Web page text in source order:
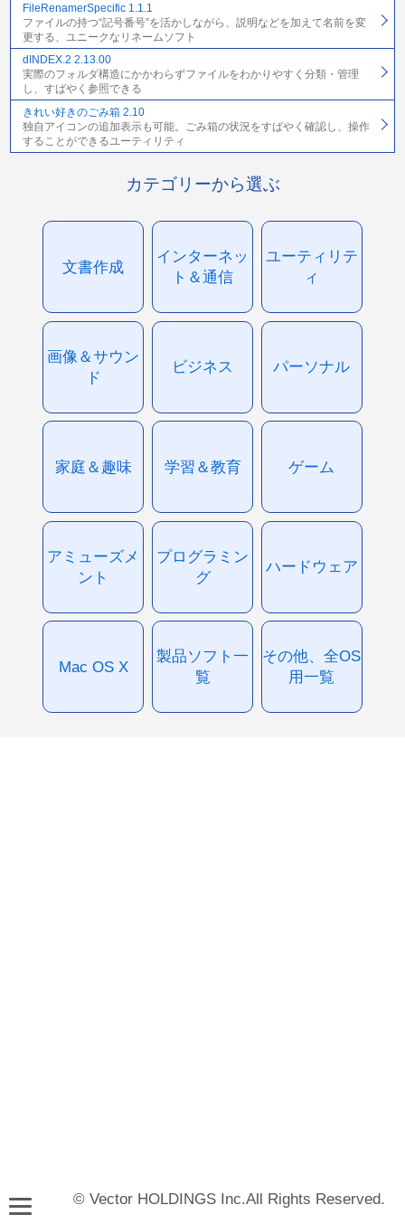
FileRenamerSpecific 1.1.1
ファイルの持つ“記号番号”を活かしながら、説明などを加えて名前を変
更する、ユニークなリネームソフト
dINDEX.2 2.13.00
実際のフォルダ構造にかかわらずファイルをわかりやすく分類・管理
し、すばやく参照できる
きれい好きのごみ箱 2.10
独自アイコンの追加表示も可能。ごみ箱の状況をすばやく確認し、操作
することができるユーティリティ
カテゴリーから選ぶ
文書作成
インターネッ
ト＆通信
ユーティリテ
ィ
画像＆サウン
ド
ビジネス パーソナル
家庭＆趣味 学習＆教育 ゲーム
アミューズメ
ント
プログラミン
グ
ハードウェア
Mac OS X
製品ソフト一
覧
その他、全OS
用一覧
© Vector HOLDINGS Inc.All Rights Reserved.